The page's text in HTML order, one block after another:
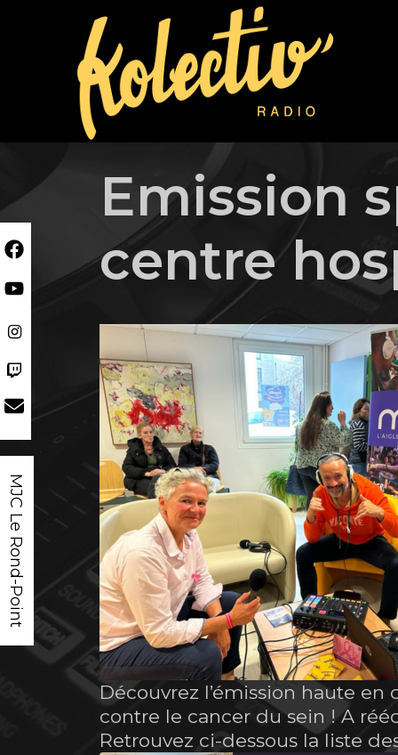
Emission
centre
Découvrez l’émission haute
contre le cancer du sein ! A
Retrouvez ci-dessous la liste
MJC Le Rond-Point